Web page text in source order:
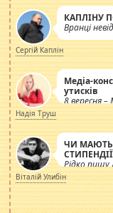
КАПЛІНУ
Вранці
Сергій Каплін
Медіа-
утисків
8 вересня
Надія Труш
ЧИ МАЮТЬ
Рідко
просто
навколо
Віталій Улибін